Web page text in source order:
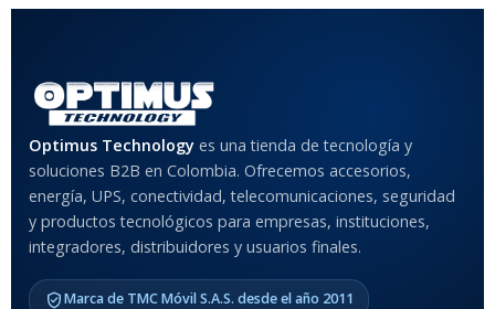
COLOR
Anti-Shock
MODELO DE TABLETS
COMPATIBLES
Optimus Technology es una tienda de tecnología y
soluciones B2B en Colombia. Ofrecemos accesorios,
energía, UPS, conectividad, telecomunicaciones, seguridad
y productos tecnológicos para empresas, instituciones,
integradores, distribuidores y usuarios finales.
Marca de TMC Móvil S.A.S. desde el año 2011